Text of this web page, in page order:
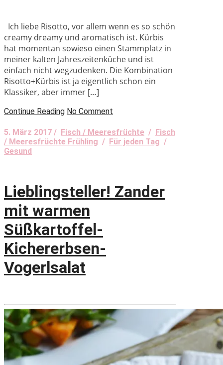
Ich liebe Risotto, vor allem wenn es so schön
creamy dreamy und aromatisch ist. Kürbis
hat momentan sowieso einen Stammplatz in
meiner kalten Jahreszeitenküche und ist
einfach nicht wegzudenken. Die Kombination
Risotto+Kürbis ist ja eigentlich schon ein
Klassiker, aber immer […]
Continue Reading No Comment
5. März 2017 / Fisch / Meeresfrüchte / Fisch
/ Meeresfrüchte Frühling / Für jeden Tag /
Gesund
Lieblingsteller! Zander
mit warmen
Süßkartoffel-
Kichererbsen-
Vogerlsalat